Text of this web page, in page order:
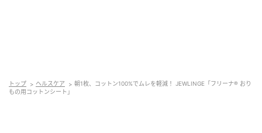
サイズ：15.5cm
仕様：テープ付き・日本製
トップ ヘルスケア
朝1枚、コットン100%でムレを軽減！ JEWLINGE「フリーナ® おり
もの用コットンシート」